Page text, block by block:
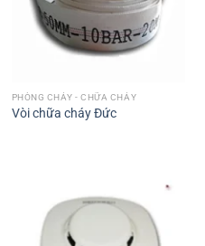
PHÒNG CHÁY - CHỮA CHÁY
Vòi chữa cháy Đức